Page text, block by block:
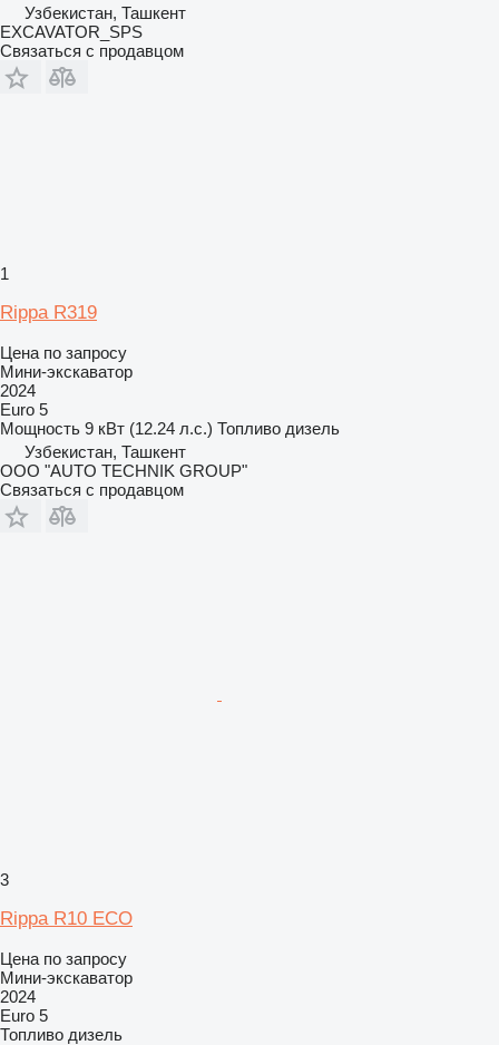
Узбекистан, Ташкент
EXCAVATOR_SPS
Связаться с продавцом
1
Rippa R319
Цена по запросу
Мини-экскаватор
2024
Euro 5
Мощность 9 кВт (12.24 л.с.) Топливо дизель
Узбекистан, Ташкент
OOO "AUTO TECHNIK GROUP"
Связаться с продавцом
3
Rippa R10 ECO
Цена по запросу
Мини-экскаватор
2024
Euro 5
Топливо дизель